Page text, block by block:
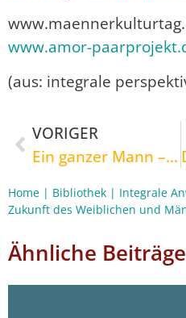
www.amor-
(aus: integrale
VORIGER
Ein ganzer Mann – Entwicklungsschritte zum integralen Mann-Sein
Home | Bibliothek | Integrale
Zukunft des Weiblichen und
Ähnliche Beiträge